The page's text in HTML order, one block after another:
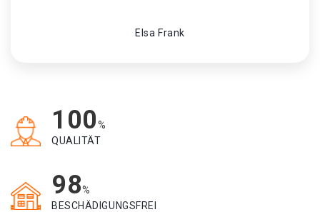
Elsa Frank
100%
QUALITÄT
98%
BESCHÄDIGUNGSFREI